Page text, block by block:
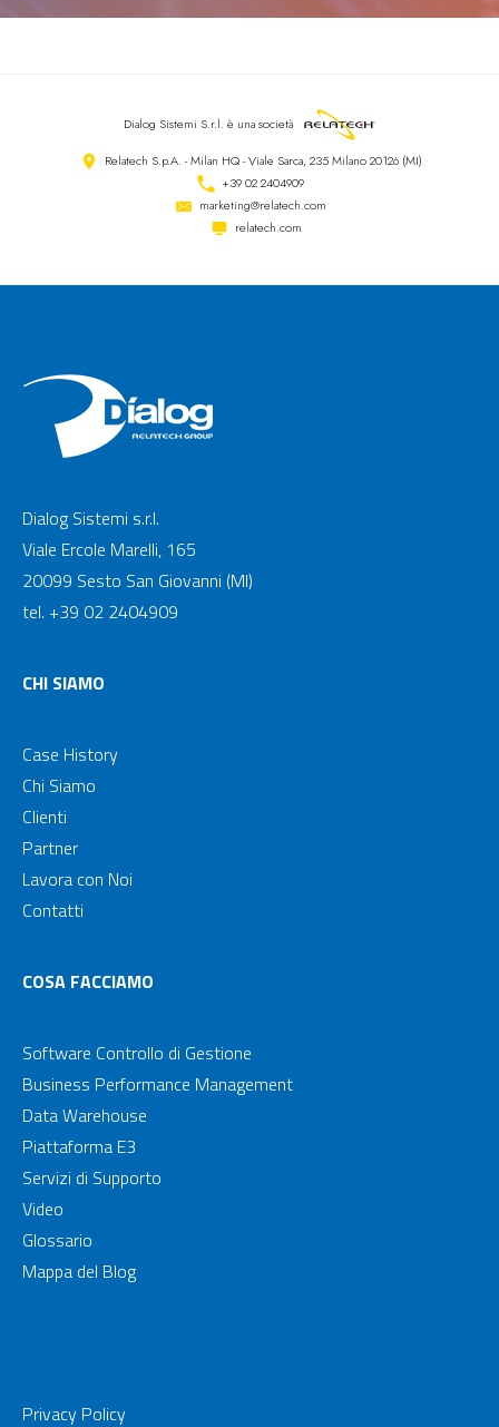
Dialog Sistemi S.r.l. è una società
Relatech S.p.A. - Milan HQ - Viale Sarca, 235 Milano 20126 (MI)
+39 02 2404909
marketing@relatech.com
relatech.com
Dialog Sistemi s.r.l.
Viale Ercole Marelli, 165
20099 Sesto San Giovanni (MI)
tel. +39 02 2404909
CHI SIAMO
Case History
Chi Siamo
Clienti
Partner
Lavora con Noi
Contatti
COSA FACCIAMO
Software Controllo di Gestione
Business Performance Management
Data Warehouse
Piattaforma E3
Servizi di Supporto
Video
Glossario
Mappa del Blog
Privacy Policy